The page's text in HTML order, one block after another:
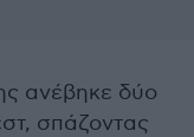
ανέβηκε δύο
σπάζοντας